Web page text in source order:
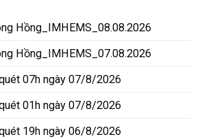
Hồng_IMHEMS_08.08.2026
Hồng_IMHEMS_07.08.2026
07h ngày 07/8/2026
01h ngày 07/8/2026
19h ngày 06/8/2026